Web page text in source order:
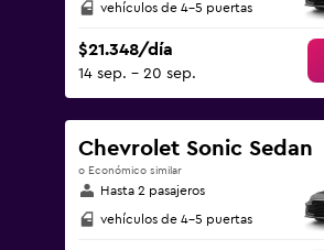
vehículos de 4-5 puertas
$21.348/día
14 sep. - 20 sep.
Chevrolet Sonic Sedan
o Económico similar
Hasta 2 pasajeros
vehículos de 4-5 puertas